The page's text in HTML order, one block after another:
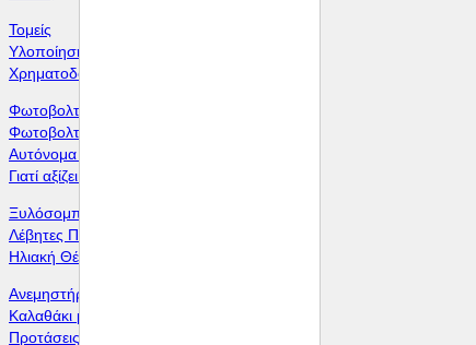
Τομείς
Υλοποίηση Έργων ΑΠΕ
Χρηματοδότηση + Ασφάλιση
Φωτοβολταϊκά Στέγης
Φωτοβολταϊκά Πάρκα
Αυτόνομα Φωτοβολταϊκά
Γιατί αξίζει ακόμα να επενδύσετε στα Φ/Β
Ξυλόσομπες Bullerjan
Λέβητες Πελλετ - Ξύλου - Βιομάζας
Ηλιακή Θέρμανση
Ανεμηστήρες Θερμαντικών Σωμάτων
Καλαθάκι pellet για θέρμανση
Προτάσεις εξοικονόμησης ενέργειας